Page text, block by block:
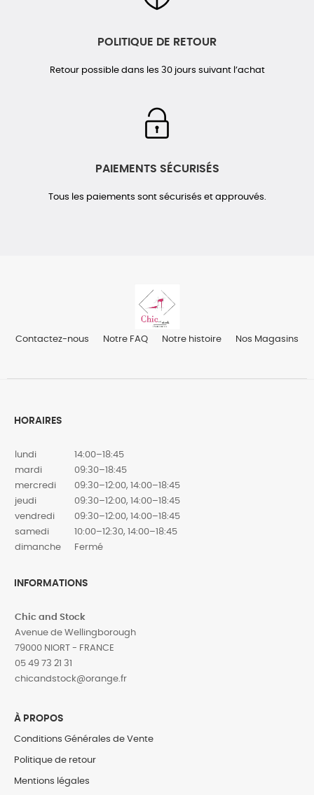
POLITIQUE DE RETOUR
Retour possible dans les 30 jours suivant l’achat
PAIEMENTS SÉCURISÉS
Tous les paiements sont sécurisés et approuvés.
Contactez-nous Notre FAQ Notre histoire Nos Magasins
HORAIRES
lundi
14:00–18:45
mardi
09:30–18:45
mercredi
09:30–12:00, 14:00–18:45
jeudi
09:30–12:00, 14:00–18:45
vendredi
09:30–12:00, 14:00–18:45
samedi
10:00–12:30, 14:00–18:45
dimanche
Fermé
INFORMATIONS
Chic and Stock
Avenue de Wellingborough
79000 NIORT - FRANCE
05 49 73 21 31
‎chicandstock@orange.fr
À PROPOS
Conditions Générales de Vente
Politique de retour
Mentions légales